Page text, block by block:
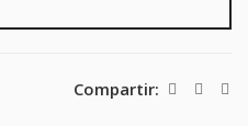
Compartir: